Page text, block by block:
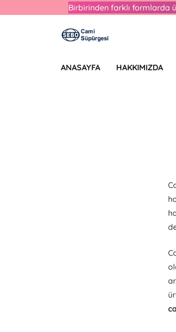
Birbirinden farklı formlarda
ANASAYFA HAKKIMIZDA